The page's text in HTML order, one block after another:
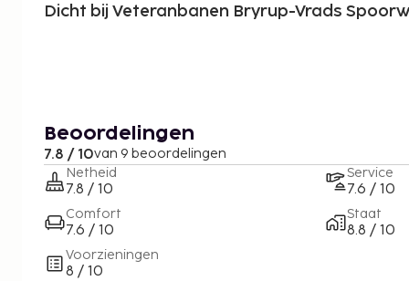
Dicht bij Veteranbanen Bryrup-Vrads
Beoordelingen
7.8 / 10van 9 beoordelingen
Netheid
7.8 / 10
Comfort
7.6 / 10
Voorzieningen
8 / 10
Service
7.6 / 10
Staat
8.8 / 10